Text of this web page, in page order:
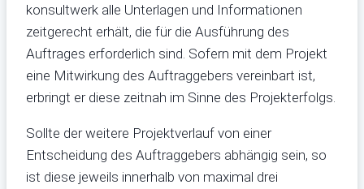
konsultwerk alle Unterlagen und Informationen
zeitgerecht erhält, die für die Ausführung des
Auftrages erforderlich sind. Sofern mit dem Projekt
eine Mitwirkung des Auftraggebers vereinbart ist,
erbringt er diese zeitnah im Sinne des Projekterfolgs.
Sollte der weitere Projektverlauf von einer
Entscheidung des Auftraggebers abhängig sein, so
ist diese jeweils innerhalb von maximal drei